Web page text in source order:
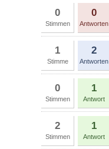
0
Stimmen
0
Antworten
1
Stimme
2
Antworten
0
Stimmen
1
Antwort
2
Stimmen
1
Antwort